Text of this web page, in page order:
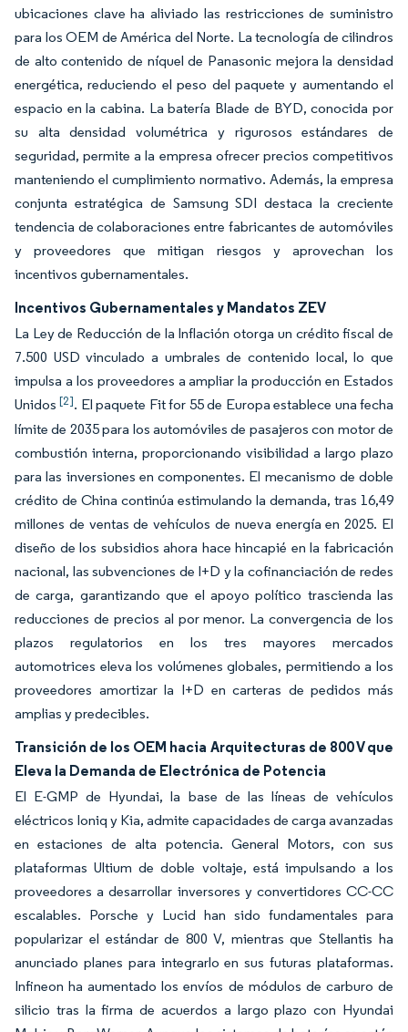
ubicaciones clave ha aliviado las restricciones de suministro
para los OEM de América del Norte. La tecnología de cilindros
de alto contenido de níquel de Panasonic mejora la densidad
energética, reduciendo el peso del paquete y aumentando el
espacio en la cabina. La batería Blade de BYD, conocida por
su alta densidad volumétrica y rigurosos estándares de
seguridad, permite a la empresa ofrecer precios competitivos
manteniendo el cumplimiento normativo. Además, la empresa
conjunta estratégica de Samsung SDI destaca la creciente
tendencia de colaboraciones entre fabricantes de automóviles
y proveedores que mitigan riesgos y aprovechan los
incentivos gubernamentales.
Incentivos Gubernamentales y Mandatos ZEV
La Ley de Reducción de la Inflación otorga un crédito fiscal de
7.500 USD vinculado a umbrales de contenido local, lo que
impulsa a los proveedores a ampliar la producción en Estados
Unidos[2]. El paquete Fit for 55 de Europa establece una fecha
límite de 2035 para los automóviles de pasajeros con motor de
combustión interna, proporcionando visibilidad a largo plazo
para las inversiones en componentes. El mecanismo de doble
crédito de China continúa estimulando la demanda, tras 16,49
millones de ventas de vehículos de nueva energía en 2025. El
diseño de los subsidios ahora hace hincapié en la fabricación
nacional, las subvenciones de I+D y la cofinanciación de redes
de carga, garantizando que el apoyo político trascienda las
reducciones de precios al por menor. La convergencia de los
plazos regulatorios en los tres mayores mercados
automotrices eleva los volúmenes globales, permitiendo a los
proveedores amortizar la I+D en carteras de pedidos más
amplias y predecibles.
Transición de los OEM hacia Arquitecturas de 800 V que
Eleva la Demanda de Electrónica de Potencia
El E-GMP de Hyundai, la base de las líneas de vehículos
eléctricos Ioniq y Kia, admite capacidades de carga avanzadas
en estaciones de alta potencia. General Motors, con sus
plataformas Ultium de doble voltaje, está impulsando a los
proveedores a desarrollar inversores y convertidores CC-CC
escalables. Porsche y Lucid han sido fundamentales para
popularizar el estándar de 800 V, mientras que Stellantis ha
anunciado planes para integrarlo en sus futuras plataformas.
Infineon ha aumentado los envíos de módulos de carburo de
silicio tras la firma de acuerdos a largo plazo con Hyundai